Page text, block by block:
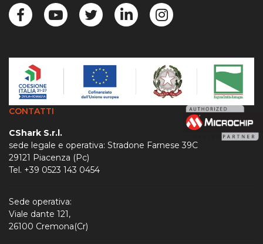
CONTATTI
CShark S.r.l.
sede legale e operativa: Stradone Farnese 39C
29121 Piacenza (Pc)
Tel. +39 0523 143 0454
Sede operativa:
Viale dante 121,
26100 Cremona(Cr)